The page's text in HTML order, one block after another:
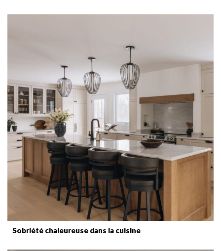
Sobriété chaleureuse dans la cuisine